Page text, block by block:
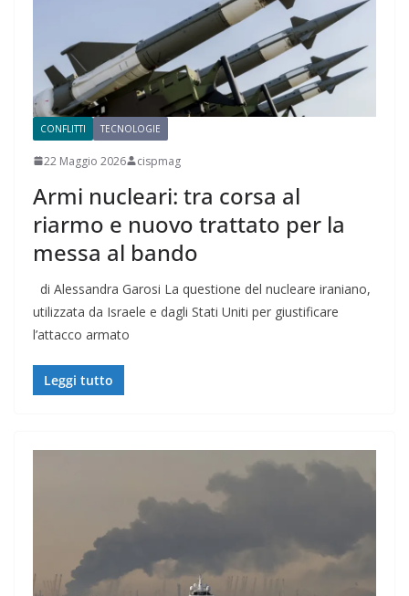
CONFLITTI TECNOLOGIE
22 Maggio 2026 cispmag
Armi nucleari: tra corsa al
riarmo e nuovo trattato per la
messa al bando
di Alessandra Garosi La questione del nucleare iraniano,
utilizzata da Israele e dagli Stati Uniti per giustificare
l’attacco armato
Leggi tutto